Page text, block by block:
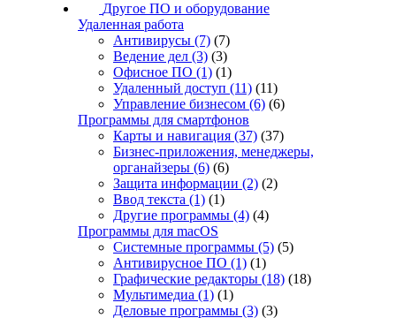
Другое ПО и оборудование
Удаленная работа
Антивирусы (7) (7)
Ведение дел (3) (3)
Офисное ПО (1) (1)
Удаленный доступ (11) (11)
Управление бизнесом (6) (6)
Программы для смартфонов
Карты и навигация (37) (37)
Бизнес-приложения, менеджеры,
органайзеры (6) (6)
Защита информации (2) (2)
Ввод текста (1) (1)
Другие программы (4) (4)
Программы для macOS
Системные программы (5) (5)
Антивирусное ПО (1) (1)
Графические редакторы (18) (18)
Мультимедиа (1) (1)
Деловые программы (3) (3)